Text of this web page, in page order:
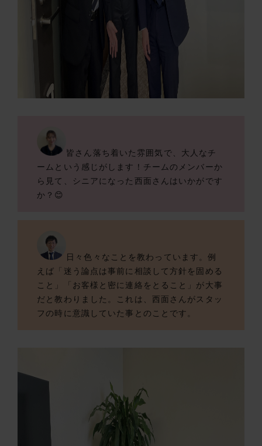
皆さん落ち着いた雰囲気で、大人なチ
ームという感じがします！チームのメンバーか
ら見て、シニアになった西面さんはいかがです
か？😊
日々色々なことを教わっています。例
えば「迷う論点は事前に相談して方針を固める
こと」「お客様と密に連絡をとること」が大事
だと教わりました。これは、西面さんがスタッ
フの時に意識していた事とのことです。